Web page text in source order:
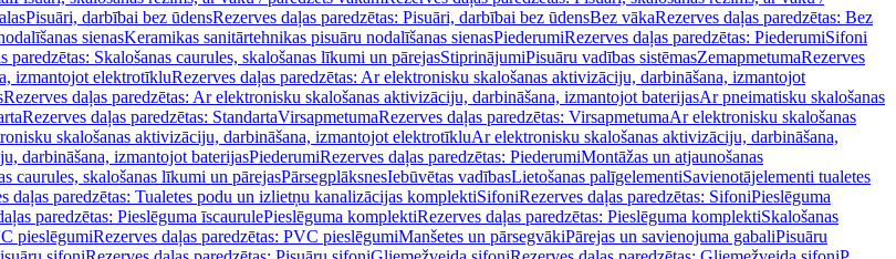
Pisuāri, darbībai bez ūdensRezerves daļas paredzētas: Pisuāri, darbībai bez ūdensBez vākaRezerves daļas paredzētas: Bez
sienasKeramikas sanitārtehnikas pisuāru nodalīšanas sienasPiederumiRezerves daļas paredzētas: PiederumiSifoni
paredzētas: Skalošanas caurules, skalošanas līkumi un pārejasStiprinājumiPisuāru vadības sistēmasZemapmetumaRezerves
izmantojot elektrotīkluRezerves daļas paredzētas: Ar elektronisku skalošanas aktivizāciju, darbināšana, izmantojot
Rezerves daļas paredzētas: Ar elektronisku skalošanas aktivizāciju, darbināšana, izmantojot baterijasAr pneimatisku skalošanas
Rezerves daļas paredzētas: StandartaVirsapmetumaRezerves daļas paredzētas: VirsapmetumaAr elektronisku skalošanas
skalošanas aktivizāciju, darbināšana, izmantojot elektrotīkluAr elektronisku skalošanas aktivizāciju, darbināšana,
darbināšana, izmantojot baterijasPiederumiRezerves daļas paredzētas: PiederumiMontāžas un atjaunošanas
caurules, skalošanas līkumi un pārejasPārsegplāksnesIebūvētas vadībasLietošanas palīgelementiSavienotājelementi tualetes
daļas paredzētas: Tualetes podu un izlietņu kanalizācijas komplektiSifoniRezerves daļas paredzētas: SifoniPieslēguma
paredzētas: Pieslēguma īscaurulePieslēguma komplektiRezerves daļas paredzētas: Pieslēguma komplektiSkalošanas
pieslēgumiRezerves daļas paredzētas: PVC pieslēgumiManšetes un pārsegvākiPārejas un savienojuma gabaliPisuāru